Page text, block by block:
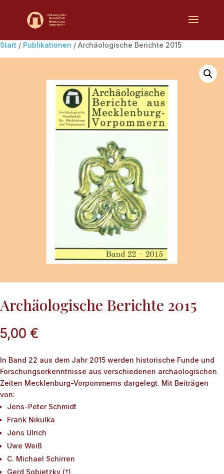
Start / Publikationen / Archäologische Berichte 2015
Archäologische Berichte 2015
5,00 €
In Band 22 aus dem Jahr 2015 werden historische Funde und
Forschungserkenntnisse aus verschiedenen archäologischen
Zeiten Mecklenburg-Vorpommerns dargelegt. Mit Beiträgen
von:
Jens-Peter Schmidt
Frank Nikulka
Jens Ulrich
Uwe Weiß
C. Michael Schirren
Gerd Sobietzky (†)